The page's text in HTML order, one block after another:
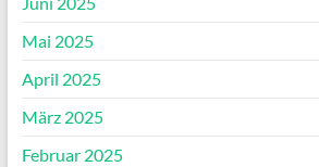
Mai 2025
April 2025
März 2025
Februar 2025